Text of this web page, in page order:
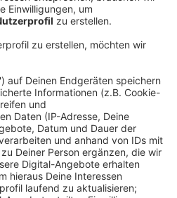
08:41
zusammen gab es bei fast
Problem. Da
richtig abgedruckt.
neu beschriftet und